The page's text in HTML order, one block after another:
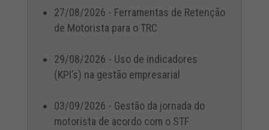
27/08/2026 - Ferramentas de Retenção
de Motorista para o TRC
29/08/2026 - Uso de indicadores
(KPI’s) na gestão empresarial
03/09/2026 - Gestão da jornada do
motorista de acordo com o STF